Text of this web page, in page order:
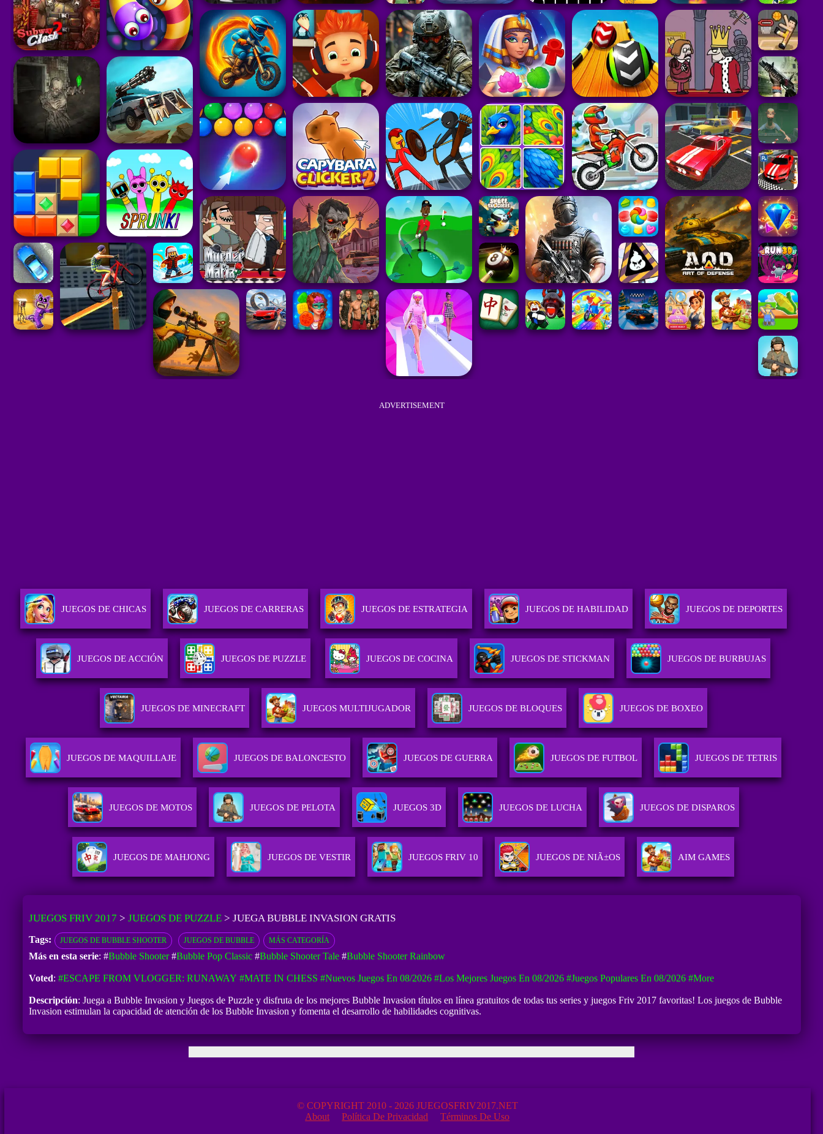
ADVERTISEMENT
JUEGOS DE CHICAS JUEGOS DE CARRERAS JUEGOS DE ESTRATEGIA JUEGOS DE HABILIDAD JUEGOS DE DEPORTES
JUEGOS DE ACCIÓN JUEGOS DE PUZZLE JUEGOS DE COCINA JUEGOS DE STICKMAN JUEGOS DE BURBUJAS
JUEGOS DE MINECRAFT JUEGOS MULTIJUGADOR JUEGOS DE BLOQUES JUEGOS DE BOXEO
JUEGOS DE MAQUILLAJE JUEGOS DE BALONCESTO JUEGOS DE GUERRA JUEGOS DE FUTBOL JUEGOS DE TETRIS
JUEGOS DE MOTOS JUEGOS DE PELOTA JUEGOS 3D JUEGOS DE LUCHA JUEGOS DE DISPAROS
JUEGOS DE MAHJONG JUEGOS DE VESTIR JUEGOS FRIV 10 JUEGOS DE NIÃ±OS AIM GAMES
JUEGOS FRIV 2017 > JUEGOS DE PUZZLE> JUEGA BUBBLE INVASION GRATIS
Tags: JUEGOS DE BUBBLE SHOOTER JUEGOS DE BUBBLE MÁS CATEGORÍA
Más en esta serie: #Bubble Shooter#Bubble Pop Classic#Bubble Shooter Tale#Bubble Shooter Rainbow
Voted: #ESCAPE FROM VLOGGER: RUNAWAY #MATE IN CHESS #Nuevos Juegos En 08/2026 #Los Mejores Juegos En 08/2026 #Juegos Populares En 08/2026 #more
Descripción: Juega a Bubble Invasion y Juegos de Puzzle y disfruta de los mejores Bubble Invasion títulos en línea gratuitos de todas tus series y juegos Friv 2017 favoritas! Los juegos de Bubble
Invasion estimulan la capacidad de atención de los Bubble Invasion y fomenta el desarrollo de habilidades cognitivas.
© COPYRIGHT 2010 - 2026 JUEGOSFRIV2017.NET
About
Política De Privacidad Términos De Uso